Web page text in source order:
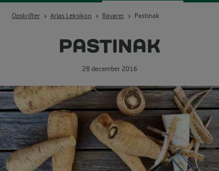
Opskrifter Arlas Leksikon Ravarer Pastinak
PASTINAK
28 december 2016